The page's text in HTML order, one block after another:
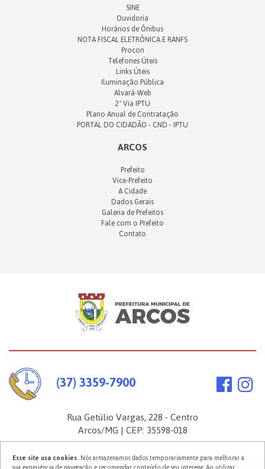
(37) 3359-7900
Rua Getúlio Vargas, 228 - Centro
Arcos/MG | CEP: 35598-018
SINE
Ouvidoria
Horários de Ônibus
NOTA FISCAL ELETRÔNICA E RANFS
Procon
Telefones Úteis
Links Úteis
Iluminação Pública
Alvará-Web
2ª Via IPTU
Plano Anual de Contratação
PORTAL DO CIDADÃO - CND - IPTU
ARCOS
Prefeito
Vice-Prefeito
A Cidade
Dados Gerais
Galeria de Prefeitos
Fale com o Prefeito
Contato
Esse site usa cookies.Nós armazenamos dados temporariamente para melhorar a